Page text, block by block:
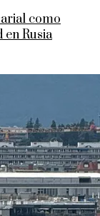
como
Rusia